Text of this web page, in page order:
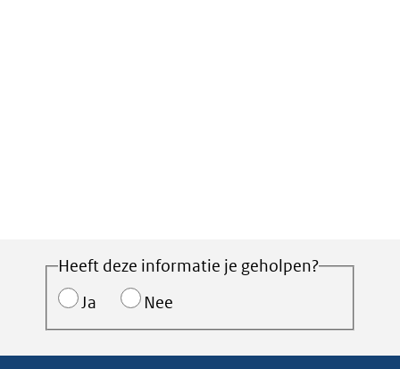
Heeft deze informatie je geholpen?
Ja
Nee